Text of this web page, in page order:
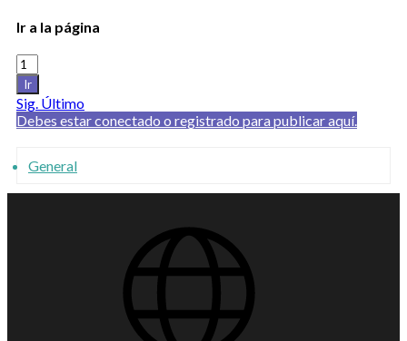
Ir a la página
Ir
Sig. Último
Debes estar conectado o registrado para publicar aquí.
General